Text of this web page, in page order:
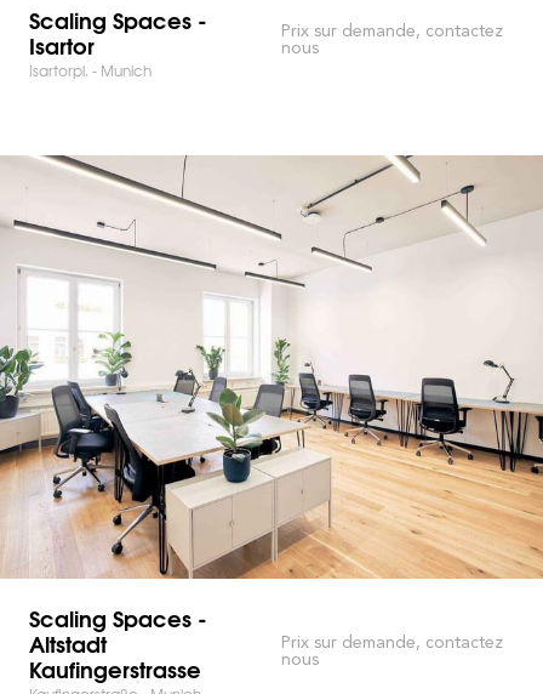
Scaling Spaces -
Isartor
Isartorpl. - Munich
Prix sur demande, contactez
nous
Scaling Spaces -
Altstadt
Kaufingerstrasse
Prix sur demande, contactez
nous